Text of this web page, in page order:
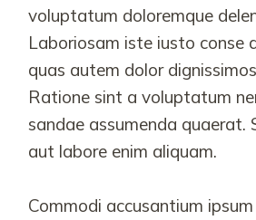
voluptatum doloremque
Laboriosam iste iusto conse
quas autem dolor
Ratione sint a voluptatum
sandae assumenda quaerat.
aut labore enim aliquam.
Commodi accusantium